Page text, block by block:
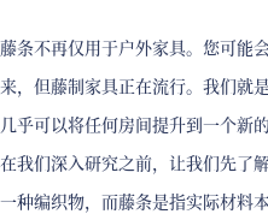
藤条不再仅用于户外家具。您可能
来，但藤制家具正在流行。我们就
几乎可以将任何房间提升到一个新的
在我们深入研究之前，让我们先了
一种编织物，而藤条是指实际材料